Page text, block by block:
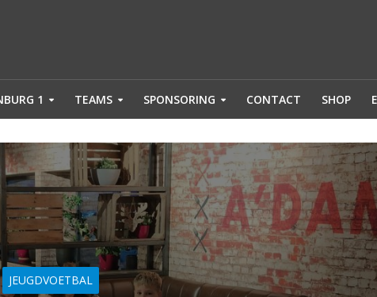
1 TEAMS SPONSORING CONTACT SHOP
JEUGDVOETBAL